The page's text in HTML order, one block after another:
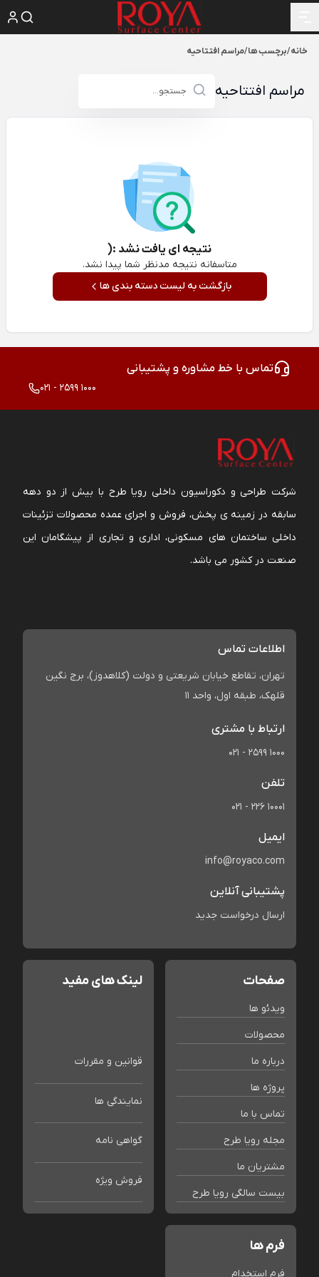
خانه/برچسب ها/مراسم افتتاحیه
مراسم افتتاحیه
نتیجه ای یافت نشد :(
متاسفانه نتیجه مدنظر شما پیدا نشد.
بازگشت به لیست دسته بندی ها
تماس با خط مشاوره و پشتیبانی
021 - 2599 1000
شرکت طراحی و دکوراسیون داخلی رویا طرح با بیش از دو دهه
سابقه در زمینه ی پخش، فروش و اجرای عمده محصولات تزئینات
داخلی ساختمان های مسکونی، اداری و تجاری از پیشگامان این
صنعت در کشور می باشد.
اطلاعات تماس
تهران، تقاطع خیابان شریعتی و دولت (کلاهدوز)، برج نگین
قلهک، طبقه اول، واحد 11
ارتباط با مشتری
021 - 2599 1000
تلفن
021 - 226 10001
ایمیل
info@royaco.com
پشتیبانی آنلاین
ارسال درخواست جدید
صفحات
ویدئو ها
محصولات
درباره ما
پروژه ها
تماس با ما
مجله رویا طرح
مشتریان ما
بیست سالگی رویا طرح
لینک های مفید
قوانین و مقررات
نمایندگی ها
گواهی نامه
فروش ویژه
فرم ها
فرم استخدام